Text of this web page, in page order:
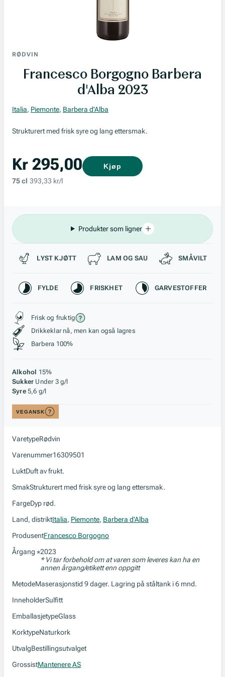
RØDVIN
Francesco Borgogno Barbera
d'Alba 2023
Italia, Piemonte, Barbera d'Alba
Strukturert med frisk syre og lang ettersmak.
Kr 295,00
75 cl 393,33 kr/l
Kjøp
Produkter som ligner
Passer til
LYST KJØTT LAM OG SAU SMÅVILT
Karakteristikk
FYLDE FRISKHET GARVESTOFFER
Stil, lagring og råstoff
Frisk og fruktig
Drikkeklar nå, men kan også lagres
Barbera 100%
Alkohol 15%
Sukker Under 3 g/l
Syre 5,6 g/l
VEGANSK
VaretypeRødvin
Varenummer16309501
LuktDuft av frukt.
SmakStrukturert med frisk syre og lang ettersmak.
FargeDyp rød.
Land, distriktItalia, Piemonte, Barbera d'Alba
ProdusentFrancesco Borgogno
Årgang *2023
* Vi tar forbehold om at varen som leveres kan ha en
annen årgang/etikett enn oppgitt
MetodeMaserasjonstid 9 dager. Lagring på ståltank i 6 mnd.
InneholderSulfitt
EmballasjetypeGlass
KorktypeNaturkork
UtvalgBestillingsutvalget
GrossistMantenere AS